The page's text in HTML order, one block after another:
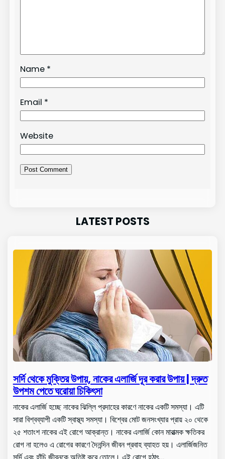
Name *
Email *
Website
LATEST POSTS
সর্দি থেকে মুক্তির উপায়, নাকের এলার্জি দূর করার উপায় | দ্রুত
উপশম পেতে ঘরোয়া চিকিৎসা
নাকের এলার্জি হচ্ছে নাকের ঝিল্লি প্রদাহের কারণে নাকের একটি সমস্যা। এটি
সারা বিশ্বব্যাপী একটি স্বাস্থ্য সমস্যা। বিশ্বের মোট জনসংখ্যার প্রায় ২০ থেকে
২৫ শতাংশ নাকের এই রোগে আক্রান্ত। নাকের এলার্জি কোন মারাত্মক ক্ষতিকর
রোগ না হলেও এ রোগের কারণে দৈনন্দিন জীবন প্রবাহ ব্যাহত হয়। এলার্জিজনিত